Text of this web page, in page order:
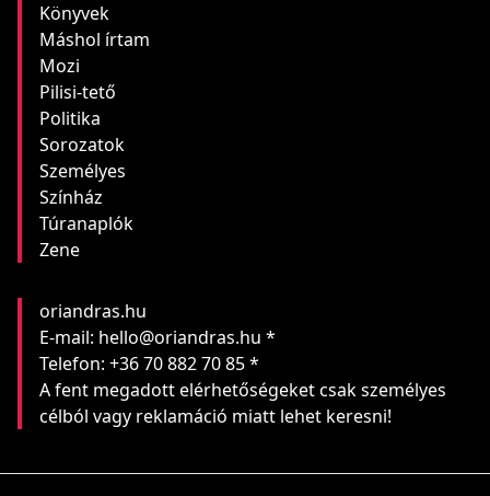
Könyvek
Máshol írtam
Mozi
Pilisi-tető
Politika
Sorozatok
Személyes
Színház
Túranaplók
Zene
oriandras.hu
E-mail: hello@oriandras.hu *
Telefon: +36 70 882 70 85 *
A fent megadott elérhetőségeket csak személyes
célból vagy reklamáció miatt lehet keresni!